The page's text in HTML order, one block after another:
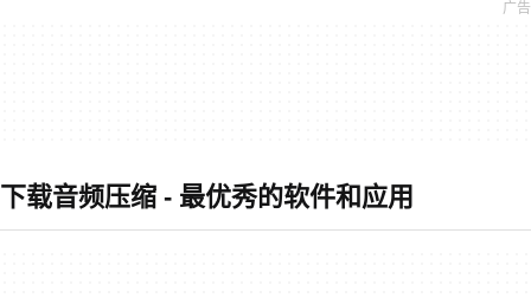
下载音频压缩 - 最优秀的软件和应用